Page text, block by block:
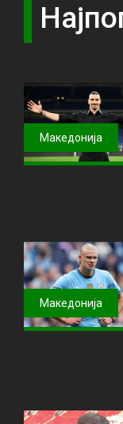
Македонија
Македонија